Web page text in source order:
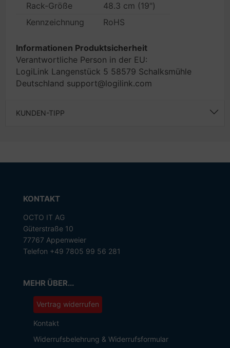
Rack-Größe
48.3 cm (19")
Kennzeichnung
RoHS
Informationen Produktsicherheit
Verantwortliche Person in der EU:
LogiLink Langenstück 5 58579 Schalksmühle
Deutschland support@logilink.com
KUNDEN-TIPP
KONTAKT
OCTO IT AG
Güterstraße 10
77767 Appenweier
Telefon +49 7805 99 56 281
MEHR ÜBER...
Vertrag widerrufen
Kontakt
Widerrufsbelehrung & Widerrufsformular